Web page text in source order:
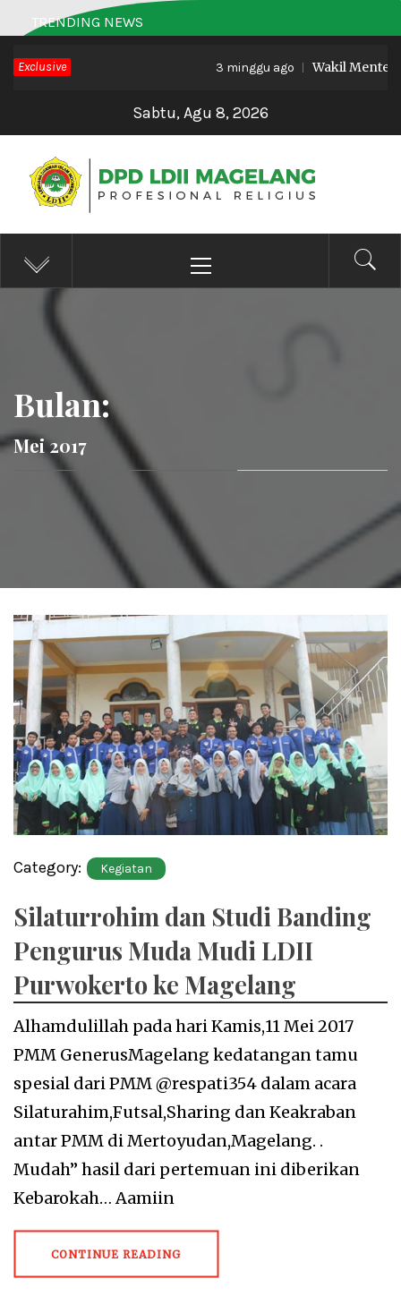
to
content
TRENDING NEWS
Exclusive 3 minggu ago Wakil Menteri
Sabtu, Agu 8, 2026
DPD LDII MAGELANG
Profesional Religius
Menu
Bulan:
Mei 2017
Category: Kegiatan
Silaturrohim dan Studi Banding
Pengurus Muda Mudi LDII
Purwokerto ke Magelang
Alhamdulillah pada hari Kamis,11 Mei 2017
PMM GenerusMagelang kedatangan tamu
spesial dari PMM @respati354 dalam acara
Silaturahim,Futsal,Sharing dan Keakraban
antar PMM di Mertoyudan,Magelang. .
Mudah” hasil dari pertemuan ini diberikan
Kebarokah… Aamiin
CONTINUE READING